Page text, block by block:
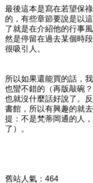
最後這本是寫在若望保
的，有些章節要說是以
了就是在介紹他的行事
然是停留在過去某個時
很吸引人。
所以如果還能買的話，
也蠻不錯的（再版敲碗
也就沒什麼話好說了。
書館，所以有興趣的就
提：不是梵蒂岡通的人
了）。
舊站人氣：464